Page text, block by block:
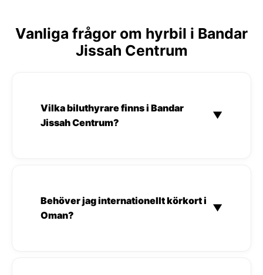
Vanliga frågor om hyrbil i Bandar
Jissah Centrum
Vilka biluthyrare finns i Bandar
Jissah Centrum?
▼
Behöver jag internationellt körkort i
Oman?
▼